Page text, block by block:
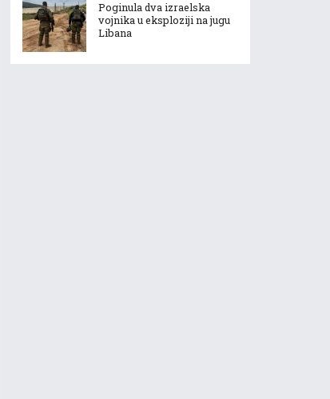
Poginula dva izraelska
vojnika u eksploziji na jugu
Libana